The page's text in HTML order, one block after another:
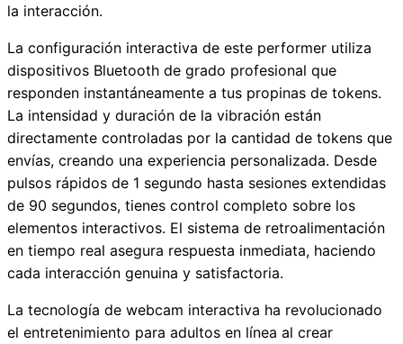
la interacción.
La configuración interactiva de este performer utiliza
dispositivos Bluetooth de grado profesional que
responden instantáneamente a tus propinas de tokens.
La intensidad y duración de la vibración están
directamente controladas por la cantidad de tokens que
envías, creando una experiencia personalizada. Desde
pulsos rápidos de 1 segundo hasta sesiones extendidas
de 90 segundos, tienes control completo sobre los
elementos interactivos. El sistema de retroalimentación
en tiempo real asegura respuesta inmediata, haciendo
cada interacción genuina y satisfactoria.
La tecnología de webcam interactiva ha revolucionado
el entretenimiento para adultos en línea al crear